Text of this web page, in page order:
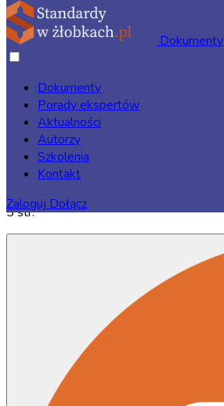
Dokumenty
Dokumenty
Porady ekspertów
Aktualności
Autorzy
Szkolenia
Kontakt
Zaloguj Dołącz
Strona główna/Dokumenty
dotyczące ochrony wizerunku dziecka
5 str.